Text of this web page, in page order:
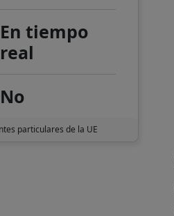
En tiempo
real
No
particulares de la UE